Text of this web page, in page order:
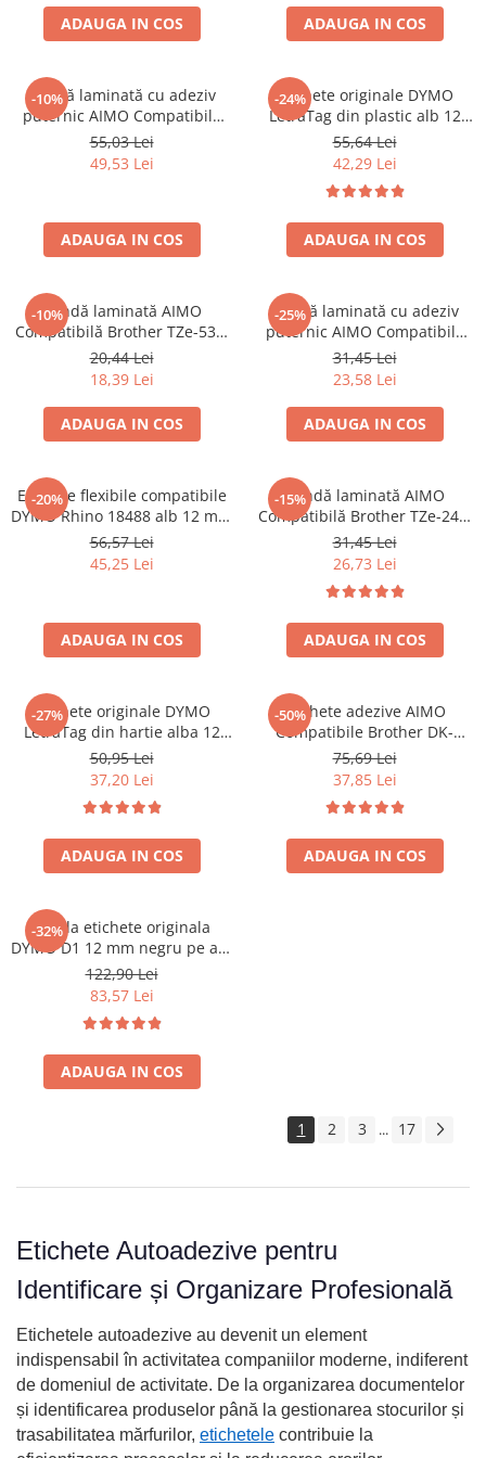
ADAUGA IN COS ADAUGA IN COS
-10%
Bandă laminată cu adeziv
puternic AIMO Compatibilă
Brother TZe-S651, 24 mm text
negru pe galben, pentru
suprafețe plane, semnalizare
lungă durată
55,03 Lei
49,53 Lei
ADAUGA IN COS
-24%
Etichete originale DYMO
LetraTag din plastic alb 12
mm pentru organizare acasa,
birou si scoala S0721660
55,64 Lei
42,29 Lei
ADAUGA IN COS
-10%
Bandă laminată AIMO
Compatibilă Brother TZe-531,
12 mm text negru pe albastru,
pentru organizare
documente, identificare
bunuri și etichetare
profesională
20,44 Lei
18,39 Lei
ADAUGA IN COS
-25%
Bandă laminată cu adeziv
puternic AIMO Compatibilă
Brother TZe-S621, 9 mm text
negru pe galben, pentru
suprafețe plane, identificare
rapidă și siguranță vizuală
31,45 Lei
23,58 Lei
ADAUGA IN COS
-20%
Etichete flexibile compatibile
DYMO Rhino 18488 alb 12 mm
pentru identificarea cablurilor
și fibrei optice prin înfășurare
56,57 Lei
45,25 Lei
ADAUGA IN COS
-15%
Bandă laminată AIMO
Compatibilă Brother TZe-241,
18 mm text negru pe alb,
pentru etichetare industrială,
identificare echipamente și
depozitare
31,45 Lei
26,73 Lei
ADAUGA IN COS
-27%
Etichete originale DYMO
LetraTag din hartie alba 12
mm pentru borcane,
recipiente si organizare acasa
S0721510
50,95 Lei
37,20 Lei
ADAUGA IN COS
-50%
Etichete adezive AIMO
Compatibile Brother DK-
11241, 102 x 152 mm, pentru
AWB, curierat și etichete
transport
75,69 Lei
37,85 Lei
ADAUGA IN COS
-32%
Banda etichete originala
DYMO D1 12 mm negru pe alb
pentru documente,
bibliorafturi, rafturi si
organizare generala S0720530
122,90 Lei
83,57 Lei
ADAUGA IN COS
1 2 3 ... 17
Etichete Autoadezive pentru
Identificare și Organizare Profesională
Etichetele autoadezive au devenit un element
indispensabil în activitatea companiilor moderne, indiferent
de domeniul de activitate. De la organizarea documentelor
și identificarea produselor până la gestionarea stocurilor și
trasabilitatea mărfurilor, etichetele contribuie la